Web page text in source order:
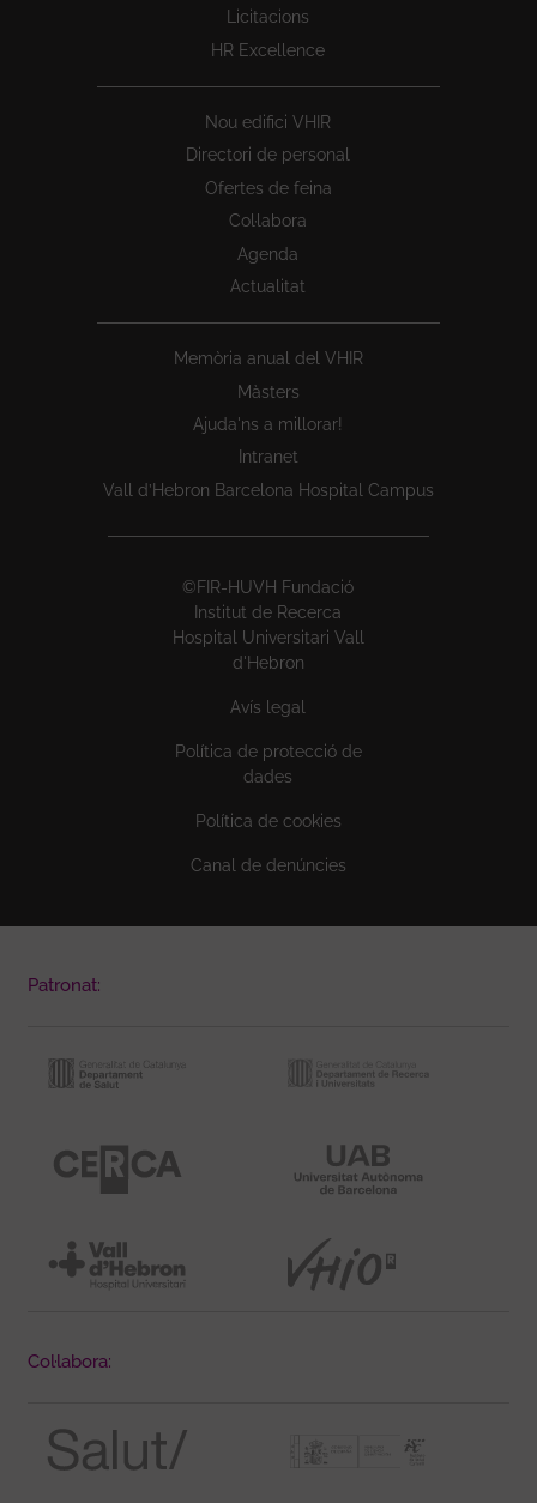
Licitacions
HR Excellence
Nou edifici VHIR
Directori de personal
Ofertes de feina
Col·labora
Agenda
Actualitat
Memòria anual del VHIR
Màsters
Ajuda'ns a millorar!
Intranet
Vall d’Hebron Barcelona Hospital Campus
©FIR-HUVH Fundació
Institut de Recerca
Hospital Universitari Vall
d'Hebron
Avís legal
Política de protecció de
dades
Política de cookies
Canal de denúncies
Patronat:
Col·labora: